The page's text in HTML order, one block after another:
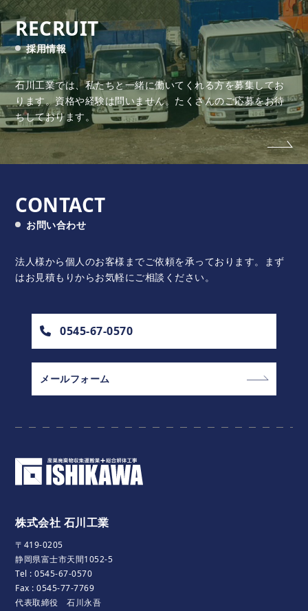
RECRUIT
採用情報
石川工業では、私たちと一緒に働いてくれる方を募集してお
ります。資格や経験は問いません。たくさんのご応募をお待
ちしております。
株式会社 石川工業
〒419-0205
静岡県富士市天間1052-5
Tel :0545-67-0570
Fax : 0545-77-7769
代表取締役 石川永吾
CONTACT
お問い合わせ
法人様から個人のお客様までご依頼を承っております。
まず
はお見積もりからお気軽にご相談ください。
0545-67-0570
メールフォーム